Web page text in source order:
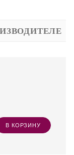
В КОРЗИНУ